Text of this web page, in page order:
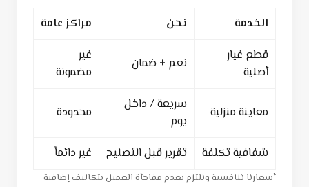
الخدمة نحن
مراكز عامة
قطع غيار
أصلية
نعم + ضمان
غير
مضمونة
معاينة منزلية
سريعة / داخل
يوم
محدودة
شفافية تكلفة تقرير قبل التصليح غير دائماً
أسعارنا تنافسية ونلتزم بعدم مفاجأة العميل بتكاليف إضافية